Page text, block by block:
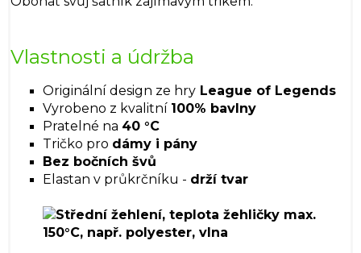
Vlastnosti a údržba
Originální design ze hry League of Legends
Vyrobeno z kvalitní 100% bavlny
Pratelné na 40 °C
Tričko pro dámy i pány
Bez bočních švů
Elastan v průkrčníku - drží tvar